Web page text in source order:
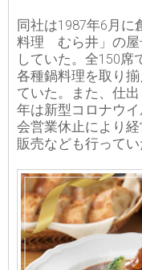
同社は1987年6月に
料理 むら井」の屋
していた。全150席
各種鍋料理を取り
ていた。また、仕
年は新型コロナウ
会営業休止により
販売なども行ってい